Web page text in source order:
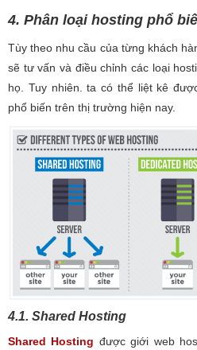
4. Phân loại hosting phổ
Tùy theo nhu cầu của từng khách
sẽ tư vấn và điều chỉnh các loại
họ. Tuy nhiên. ta có thể liệt kê
phổ biến trên thị trường hiện nay.
4.1. Shared Hosting
Shared Hosting được giới web